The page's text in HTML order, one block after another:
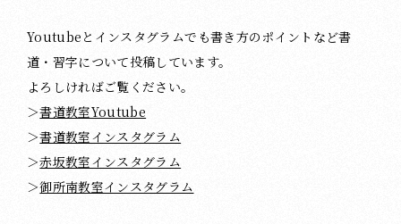
Youtubeとインスタグラムでも書き方のポイントなど書
道・習字について投稿しています。
よろしければご覧ください。
＞書道教室Youtube
＞書道教室インスタグラム
＞赤坂教室インスタグラム
＞御所南教室インスタグラム